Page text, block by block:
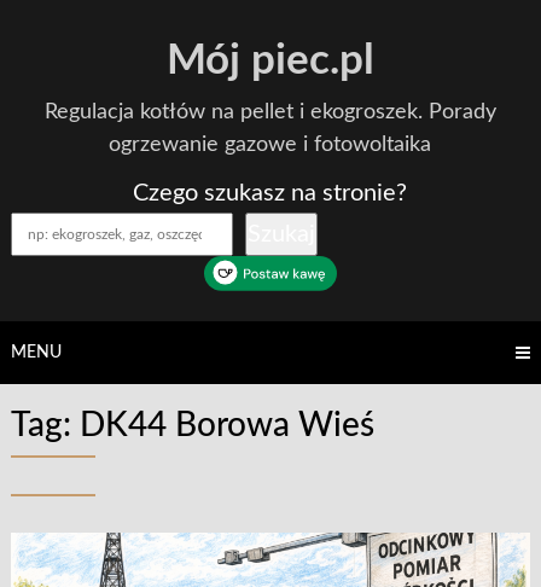
Mój piec.pl
Regulacja kotłów na pellet i ekogroszek. Porady
ogrzewanie gazowe i fotowoltaika
Czego szukasz na stronie?
MENU
Tag: DK44 Borowa Wieś